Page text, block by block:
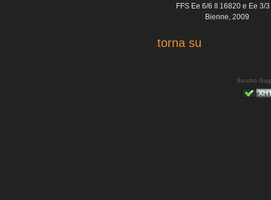
FFS Ee 6/6 II 16820 e Ee 3/3
Bienne, 2009
torna su
Sandro